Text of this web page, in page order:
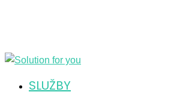
SLUŽBY